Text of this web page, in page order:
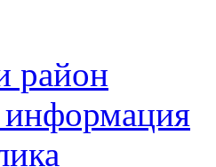
район